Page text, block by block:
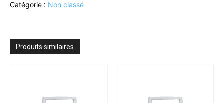
:
TNT
Catégorie : Non classé
Produits similaires